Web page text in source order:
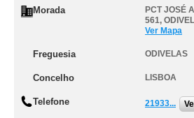
Morada
PCT JOSÉ
561,
Ver Mapa
Freguesia ODIVELAS
Concelho LISBOA
Telefone 21933...